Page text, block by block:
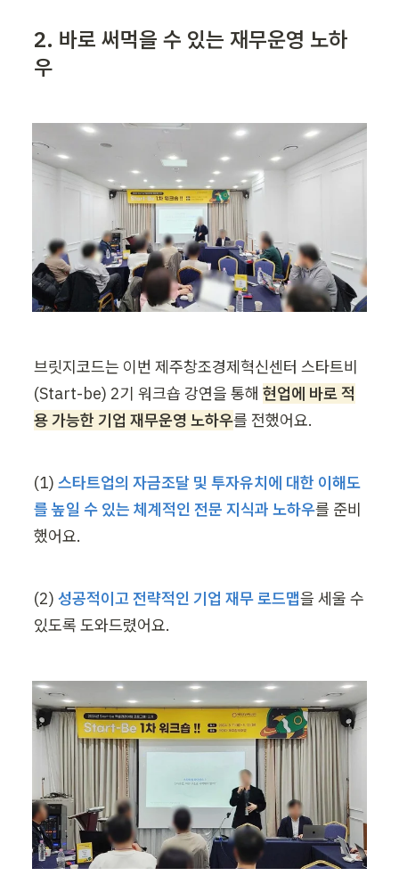
2. 바로 써먹을 수 있는 재무운영 노하
우
브릿지코드는 이번 제주창조경제혁신센터 스타트비
(Start-be) 2기 워크숍 강연을 통해 현업에 바로 적
용 가능한 기업 재무운영 노하우를 전했어요.
(1) 스타트업의 자금조달 및 투자유치에 대한 이해도
를 높일 수 있는 체계적인 전문 지식과 노하우를 준비
했어요.
(2) 성공적이고 전략적인 기업 재무 로드맵을 세울 수
있도록 도와드렸어요.